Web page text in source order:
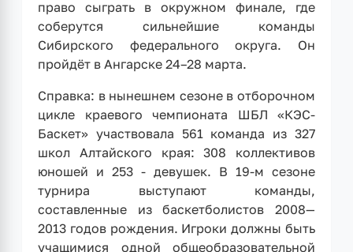
право сыграть в окружном финале, где
соберутся сильнейшие команды
Сибирского федерального округа. Он
пройдёт в Ангарске 24–28 марта.
Справка: в нынешнем сезоне в отборочном
цикле краевого чемпионата ШБЛ «КЭС-
Баскет» участвовала 561 команда из 327
школ Алтайского края: 308 коллективов
юношей и 253 - девушек. В 19-м сезоне
турнира выступают команды,
составленные из баскетболистов 2008—
2013 годов рождения. Игроки должны быть
учащимися одной общеобразовательной